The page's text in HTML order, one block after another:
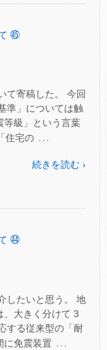
㊺
て寄稿した。 今回
準」については触
等級」という言葉
住宅の …
続きを読む ›
㊹
したいと思う。 地
、大きく分けて 3
する従来型の「耐
に免震装置 …